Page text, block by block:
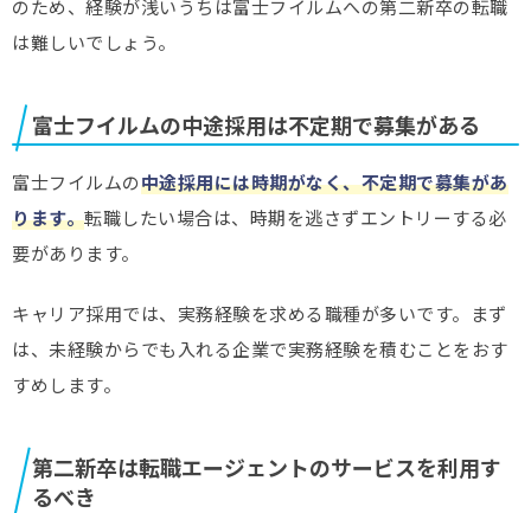
のため、経験が浅いうちは富士フイルムへの第二新卒の転職
は難しいでしょう。
富士フイルムの中途採用は不定期で募集がある
富士フイルムの中途採用には時期がなく、不定期で募集があ
ります。転職したい場合は、時期を逃さずエントリーする必
要があります。
キャリア採用では、実務経験を求める職種が多いです。まず
は、未経験からでも入れる企業で実務経験を積むことをおす
すめします。
第二新卒は転職エージェントのサービスを利用す
るべき